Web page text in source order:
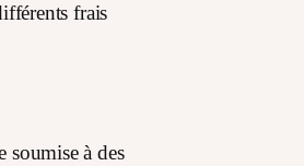
frais
soumise à des